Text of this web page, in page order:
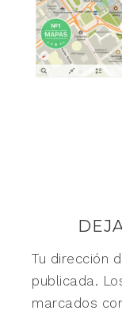
Tu dirección
publicada.
marcados